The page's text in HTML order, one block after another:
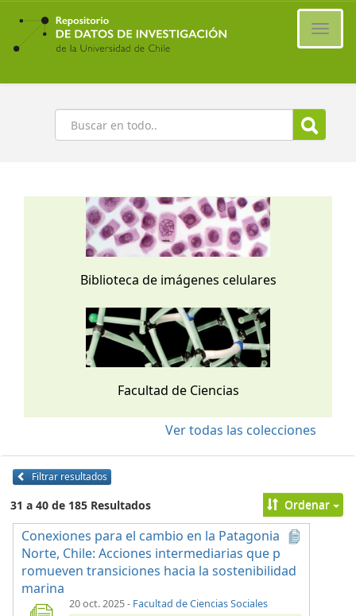
Ir
contenido
principal
Buscar
Biblioteca de imágenes celulares
Facultad de Ciencias
Ver todas las colecciones
Filtrar resultados
31 a 40 de 185 Resultados Ordenar
Conexiones para el cambio en la Patagonia
Norte, Chile: Acciones intermediarias que p
romueven transiciones hacia la sostenibilidad
marina
20 oct. 2025- Facultad de Ciencias Sociales